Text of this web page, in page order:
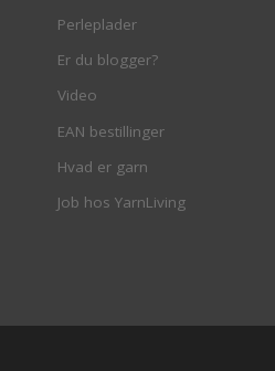
Perleplader
Er du blogger?
Video
EAN bestillinger
Hvad er garn
Job hos YarnLiving